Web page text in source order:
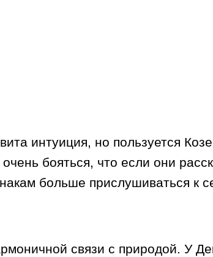
интуиция, но пользуется
бояться, что если они
больше прислушиваться к
связи с природой. У